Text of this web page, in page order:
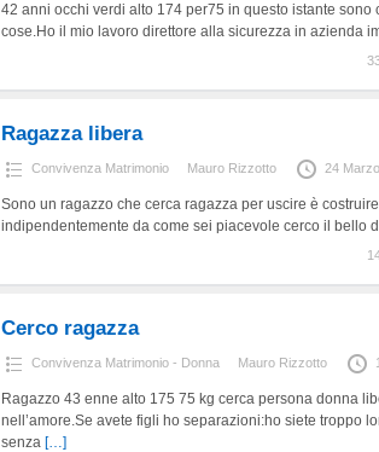
42 anni occhi verdi alto 174 per75 in questo istante sono
cose.Ho il mio lavoro direttore alla sicurezza in azienda
Ragazza libera
Convivenza Matrimonio Mauro Rizzotto 24
Sono un ragazzo che cerca ragazza per uscire è
indipendentemente da come sei piacevole cerco il bello
Cerco ragazza
Convivenza Matrimonio - Donna Mauro Rizzotto
Ragazzo 43 enne alto 175 75 kg cerca persona donna
nell’amore.Se avete figli ho separazioni:ho siete troppo
senza […]